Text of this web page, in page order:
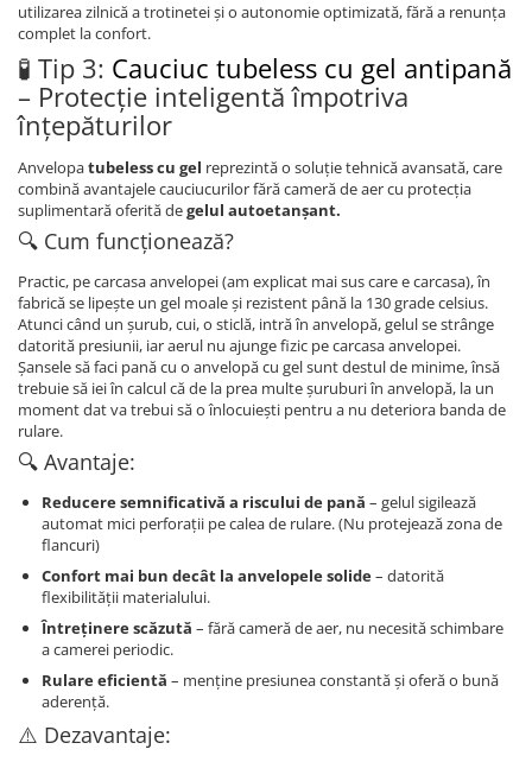
utilizarea zilnică a trotinetei și o autonomie optimizată, fără a renunța
complet la confort.
🧪 Tip 3: Cauciuc tubeless cu gel antipană
– Protecție inteligentă împotriva
înțepăturilor
Anvelopatubeless cu gel reprezintă o soluție tehnică avansată, care
combină avantajele cauciucurilor fără cameră de aer cu protecția
suplimentară oferită degelul autoetanșant.
🔍 Cum funcționează?
Practic, pe carcasa anvelopei (am explicat mai sus care e carcasa), în
fabrică se lipește un gel moale și rezistent până la 130 grade celsius.
Atunci când un șurub, cui, o sticlă, intră în anvelopă, gelul se strânge
datorită presiunii, iar aerul nu ajunge fizic pe carcasa anvelopei.
Șansele să faci pană cu o anvelopă cu gel sunt destul de minime, însă
trebuie să iei în calcul că de la prea multe șuruburi în anvelopă, la un
moment dat va trebui să o înlocuiești pentru a nu deteriora banda de
rulare.
🔍 Avantaje:
Reducere semnificativă a riscului de pană – gelul sigilează
automat mici perforații pe calea de rulare. (Nu protejează zona de
flancuri)
Confort mai bun decât la anvelopele solide– datorită
flexibilității materialului.
Întreținere scăzută – fără cameră de aer, nu necesită schimbare
a camerei periodic.
Rulare eficientă – menține presiunea constantă și oferă o bună
aderență.
⚠️ Dezavantaje: